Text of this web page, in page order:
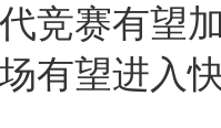
竞赛有望
有望进入